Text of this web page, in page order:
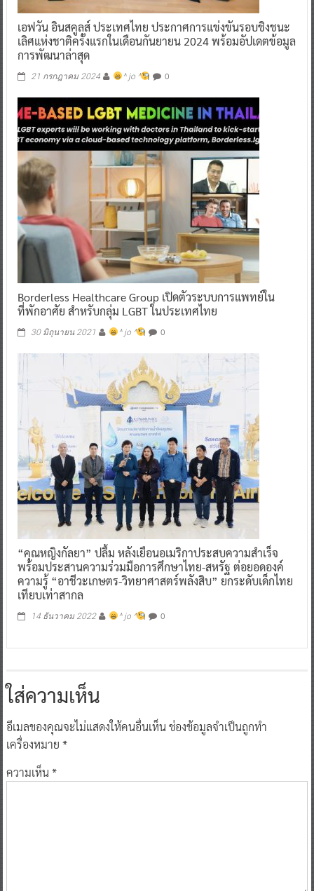
เอฟวัน อินสคูลส์ ประเทศไทย ประกาศการแข่งขันรอบชิงชนะ
เลิศแห่งชาติครั้งแรกในเดือนกันยายน 2024 พร้อมอัปเดตข้อมูล
การพัฒนาล่าสุด
21 กรกฎาคม 2024 ^ jo ^ 0
Borderless Healthcare Group เปิดตัวระบบการแพทย์ใน
ที่พักอาศัย สำหรับกลุ่ม LGBT ในประเทศไทย
30 มิถุนายน 2021 ^ jo ^ 0
“คุณหญิงกัลยา” ปลื้ม หลังเยือนอเมริกาประสบความสำเร็จ
พร้อมประสานความร่วมมือการศึกษาไทย-สหรัฐ ต่อยอดองค์
ความรู้ “อาชีวะเกษตร-วิทยาศาสตร์พลังสิบ” ยกระดับเด็กไทย
เทียบเท่าสากล
14 ธันวาคม 2022 ^ jo ^ 0
ใส่ความเห็น
อีเมลของคุณจะไม่แสดงให้คนอื่นเห็นช่องข้อมูลจำเป็นถูกทำ
เครื่องหมาย *
ความเห็น*